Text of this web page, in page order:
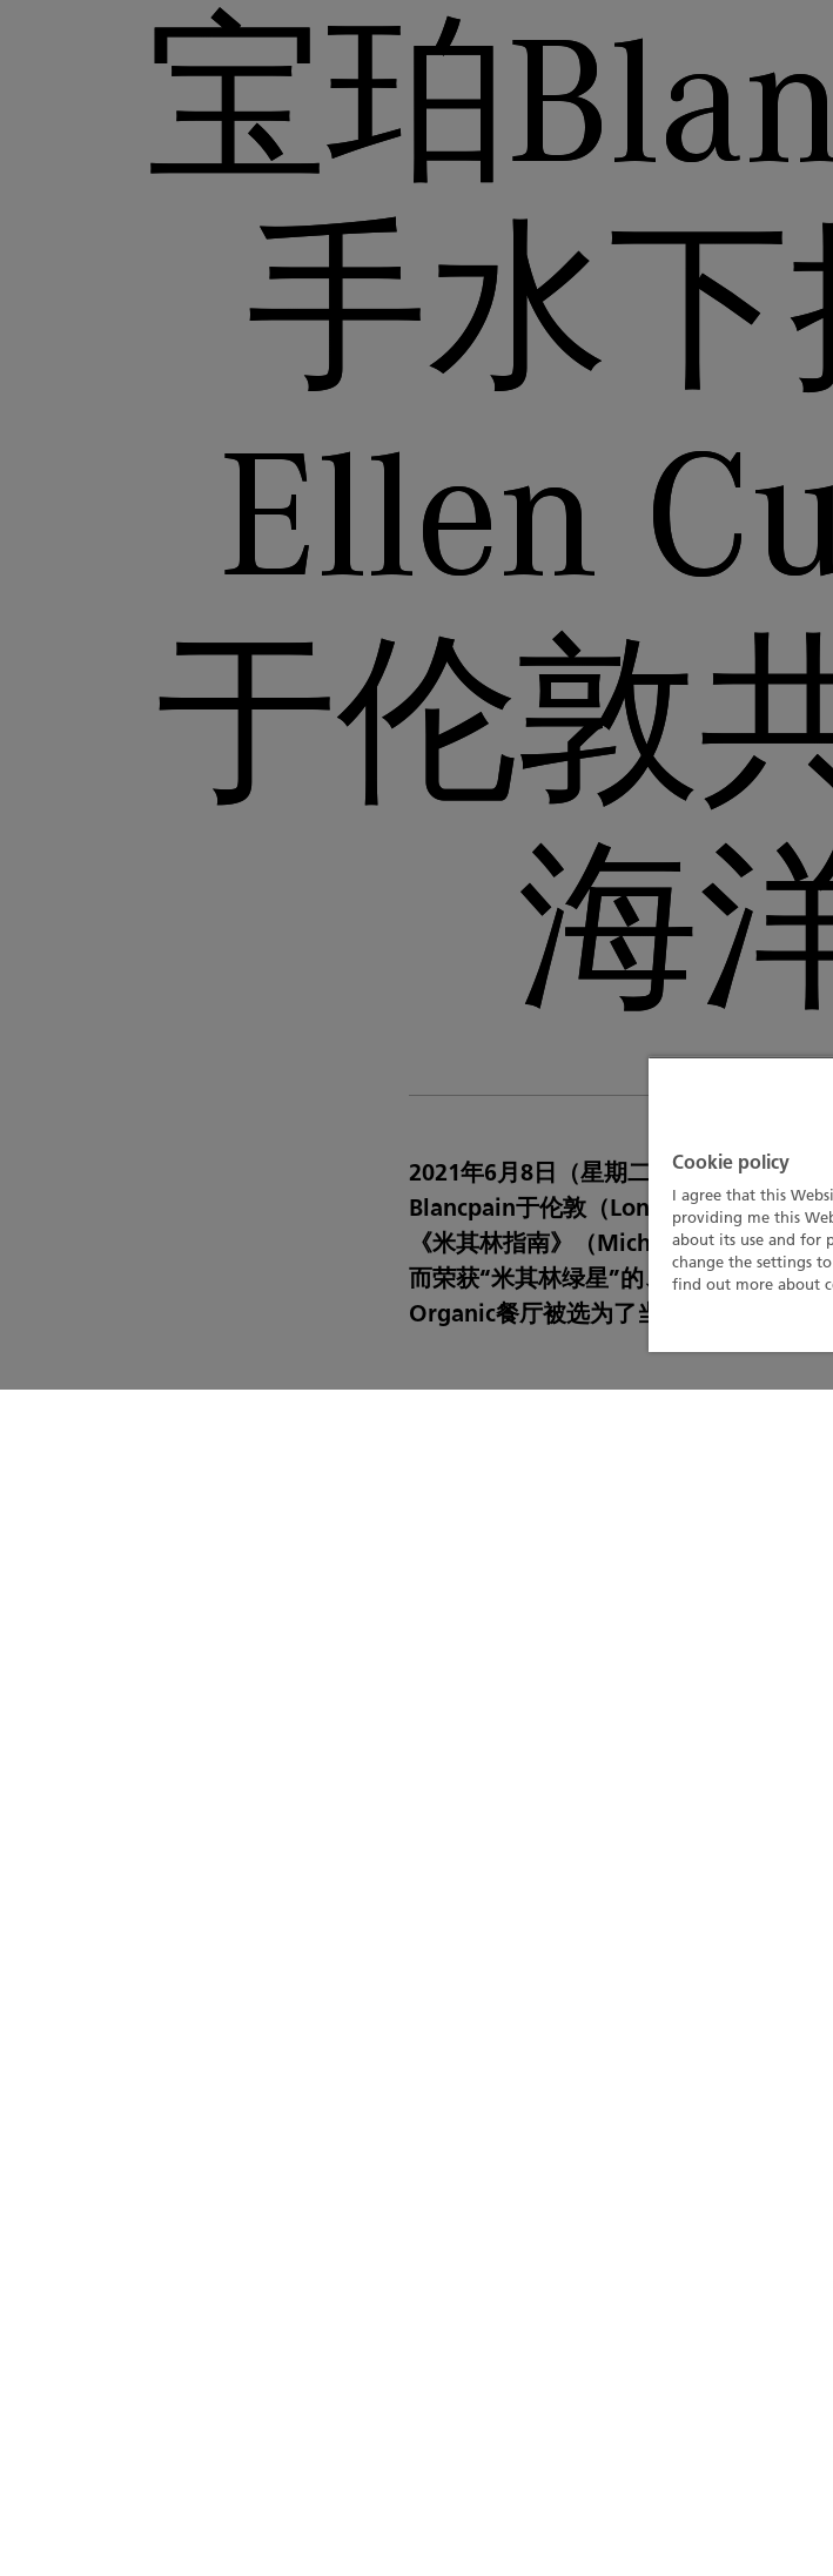
宝珀
手水
Ellen
于伦敦
海
2021年6月8日（星期二），联合国世界
Blancpain于伦敦（London）举办了欢
《米其林指南》（Michelin Guide）的
而荣获“米其林绿星”的、位于诺丁山（
Organic餐厅被选为了当晚庆祝活动的举
Cookie policy
I agree that this
providing me this
about its use and for
change the settings
find out more about